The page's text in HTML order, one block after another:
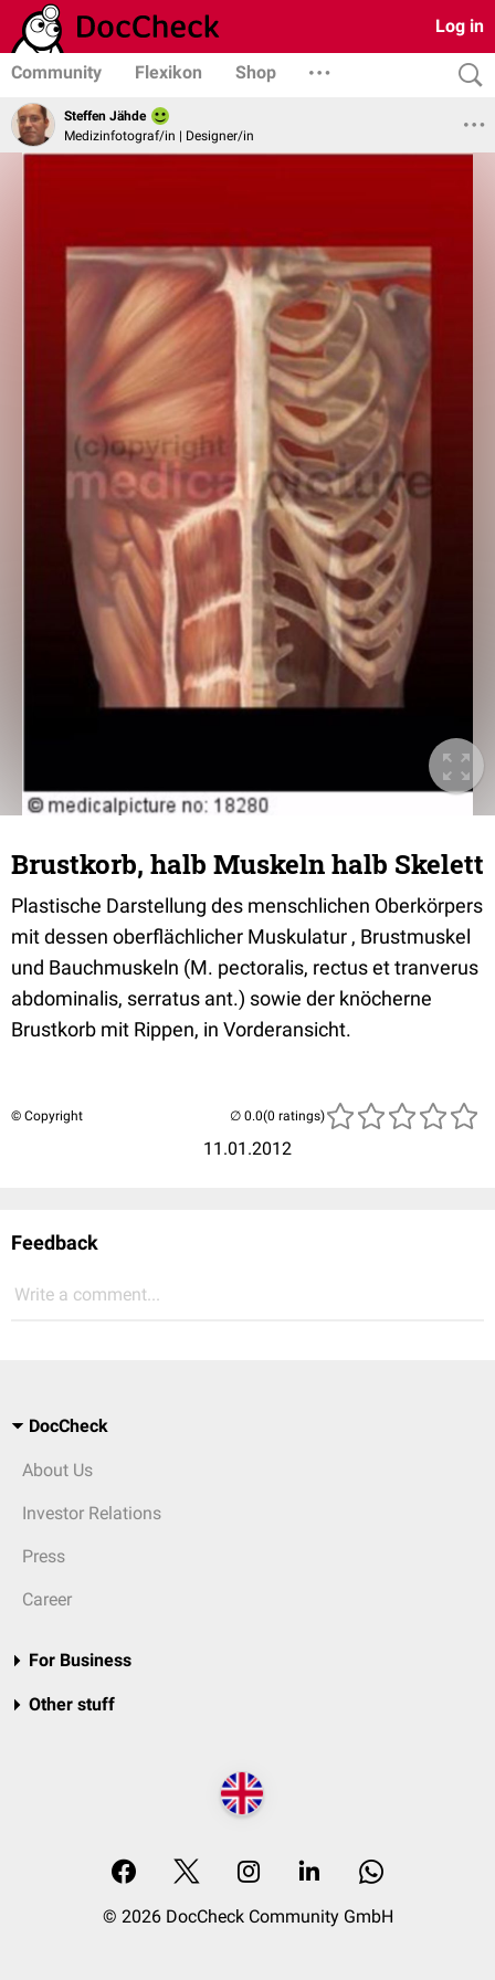
Log in
Community Flexikon Shop
Steffen Jähde
Medizinfotograf/in | Designer/in
Brustkorb, halb Muskeln halb Skelett
Plastische Darstellung des menschlichen Oberkörpers
mit dessen oberflächlicher Muskulatur , Brustmuskel
und Bauchmuskeln (M. pectoralis, rectus et tranverus
abdominalis, serratus ant.) sowie der knöcherne
Brustkorb mit Rippen, in Vorderansicht.
© Copyright
11.01.2012
(0 ratings)
Feedback
Write a comment...
DocCheck
About Us
Investor Relations
Press
Career
For Business
Other stuff
© 2026 DocCheck Community GmbH